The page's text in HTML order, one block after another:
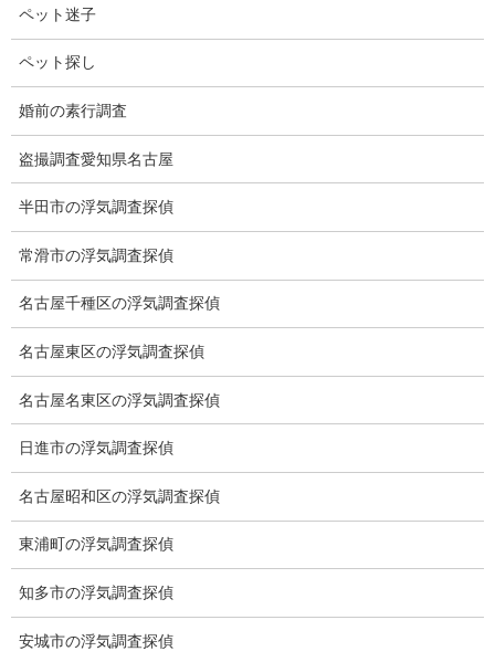
カテゴリー ブログ
ブログ
ワールドカップバレーボール
女子
総合探偵社ミライリサーチ
ペット迷子
ペット探し
婚前の素行調査
盗撮調査愛知県名古屋
半田市の浮気調査探偵
常滑市の浮気調査探偵
名古屋千種区の浮気調査探偵
名古屋東区の浮気調査探偵
名古屋名東区の浮気調査探偵
日進市の浮気調査探偵
名古屋昭和区の浮気調査探偵
東浦町の浮気調査探偵
知多市の浮気調査探偵
安城市の浮気調査探偵